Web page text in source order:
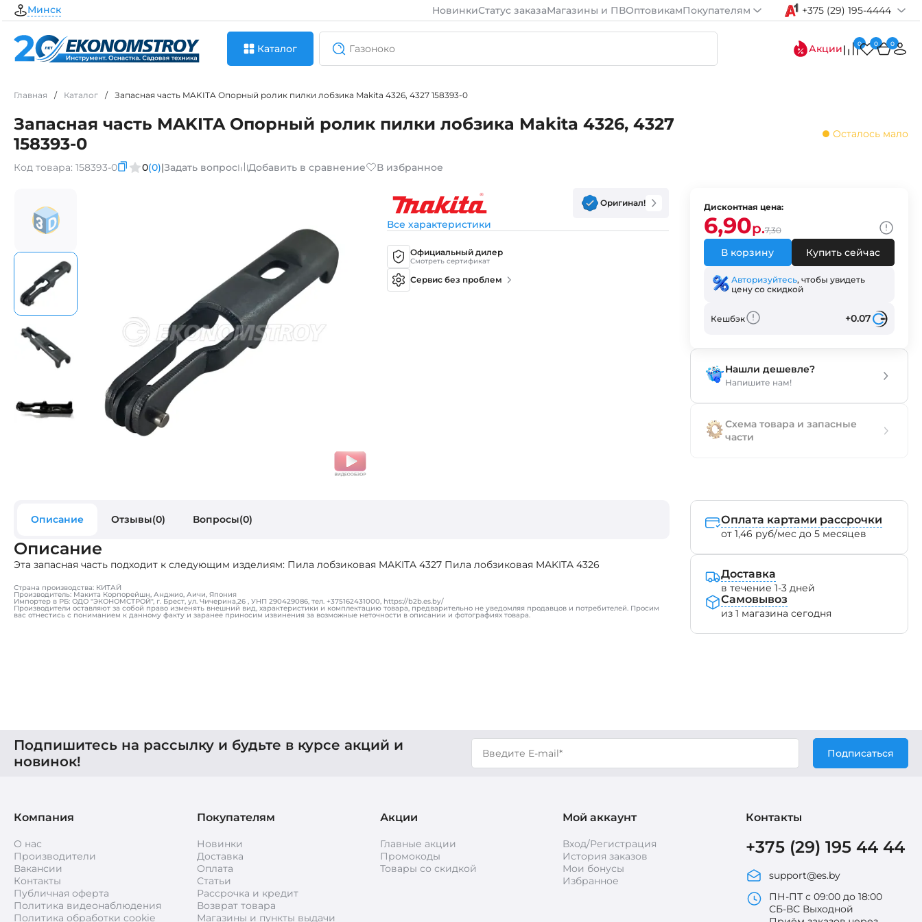
Минск НовинкиСтатус заказаМагазины и ПВОптовикамПокупателям +375 (29) 195-4444
Каталог Акции 0 0 0
Главная / Каталог / Запасная часть MAKITA Опорный ролик пилки лобзика Makita 4326, 4327 158393-0
Запасная часть MAKITA Опорный ролик пилки лобзика Makita 4326, 4327
158393-0
Осталось мало
Код товара: 158393-0 0(0)|Задать вопрос Добавить в сравнение В избранное
Оригинал!
Все характеристики
Официальный дилер
Смотреть сертификат
Сервис без проблем
Дисконтная цена:
6,90р.7,30
В корзину Купить сейчас
Авторизуйтесь, чтобы увидеть
цену со скидкой
Кешбэк +0.07
Нашли дешевле?
Напишите нам!
Схема товара и запасные
части
Описание Отзывы(0) Вопросы(0)
Описание
Эта запасная часть подходит к следующим изделиям: Пила лобзиковая MAKITA 4327 Пила лобзиковая MAKITA 4326
Страна производства: КИТАЙ
Производитель: Макита Корпорейшн, Анджио, Аичи, Япония
Импортер в РБ: ОДО "ЭКОНОМСТРОЙ", г. Брест, ул. Чичерина,26 , УНП 290429086, тел. +375162431000, https://b2b.es.by/
Производители оставляют за собой право изменять внешний вид, характеристики и комплектацию товара, предварительно не уведомляя продавцов и потребителей. Просим
вас отнестись с пониманием к данному факту и заранее приносим извинения за возможные неточности в описании и фотографиях товара.
Оплата картами рассрочки
от 1,46 руб/мес до 5 месяцев
Доставка
в течение 1-3 дней
Самовывоз
из 1 магазина сегодня
Подпишитесь на рассылку и будьте в курсе акций и
новинок!
Подписаться
Компания
О нас
Производители
Вакансии
Контакты
Публичная оферта
Политика видеонаблюдения
Политика обработки cookie
Покупателям
Новинки
Доставка
Оплата
Статьи
Рассрочка и кредит
Возврат товара
Магазины и пункты выдачи
Акции
Главные акции
Промокоды
Товары со скидкой
Мой аккаунт
Вход/Регистрация
История заказов
Мои бонусы
Избранное
Контакты
+375 (29) 195 44 44
support@es.by
ПН-ПТ с 09:00 до 18:00
СБ-ВС Выходной